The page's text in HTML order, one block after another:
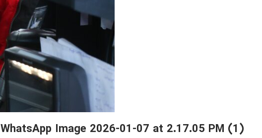
WhatsApp Image 2026-01-07 at 2.17.05 PM (1)